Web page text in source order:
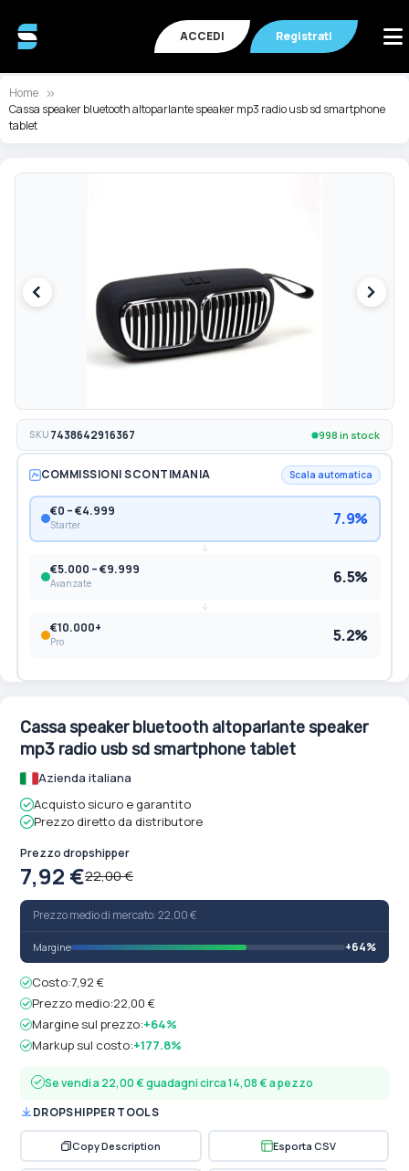
ACCEDI Registrati
Home
Cassa speaker bluetooth altoparlante speaker mp3 radio usb sd smartphone
tablet
Vai
immagini
Vai
SKU 7438642916367 998 in stock
COMMISSIONI SCONTIMANIA Scala automatica
€0 – €4.999
Starter 7.9%
€5.000 – €9.999
Avanzate 6.5%
€10.000+
Pro 5.2%
Cassa speaker bluetooth altoparlante speaker
mp3 radio usb sd smartphone tablet
Azienda italiana
Acquisto sicuro e garantito
Prezzo diretto da distributore
Prezzo dropshipper
7,92 €22,00 €
Prezzo medio di mercato: 22,00 €
Margine +64%
Costo:7,92 €
Prezzo medio:22,00 €
Margine sul prezzo:+64%
Markup sul costo:+177.8%
Se vendi a 22,00 € guadagni circa 14,08 € a pezzo
DROPSHIPPER TOOLS
Copy Description Esporta CSV